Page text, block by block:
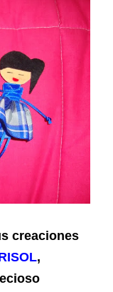
creaciones
,